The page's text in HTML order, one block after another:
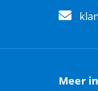
Meer